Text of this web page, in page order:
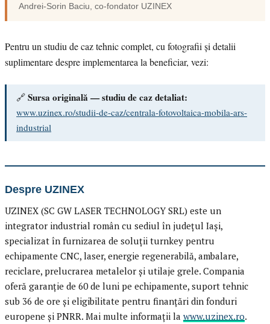
Andrei-Sorin Baciu , co-fondator UZINEX
Pentru un studiu de caz tehnic complet, cu fotografii și detalii
suplimentare despre implementarea la beneficiar, vezi:
🔗 Sursa originală — studiu de caz detaliat:
www.uzinex.ro/studii-de-caz/centrala-fotovoltaica-mobila-ars-
industrial
Despre UZINEX
UZINEX (SC GW LASER TECHNOLOGY SRL) este un
integrator industrial român cu sediul în județul Iași,
specializat în furnizarea de soluții turnkey pentru
echipamente CNC, laser, energie regenerabilă, ambalare,
reciclare, prelucrarea metalelor și utilaje grele. Compania
oferă garanție de 60 de luni pe echipamente, suport tehnic
sub 36 de ore și eligibilitate pentru finanțări din fonduri
europene și PNRR. Mai multe informații la www.uzinex.ro.